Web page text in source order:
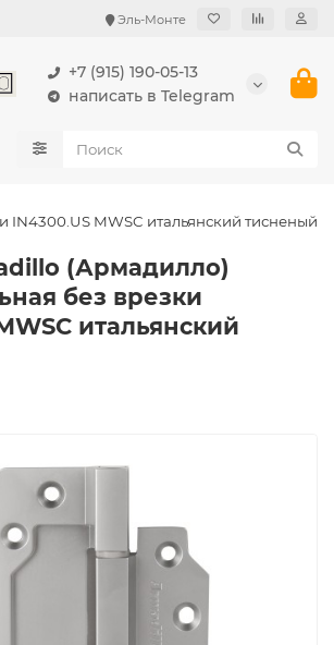
Эль-Монте
+7 (915) 190-05-13
написать в Telegram
MWSC итальянский тисненый
(Армадилло)
без врезки
итальянский